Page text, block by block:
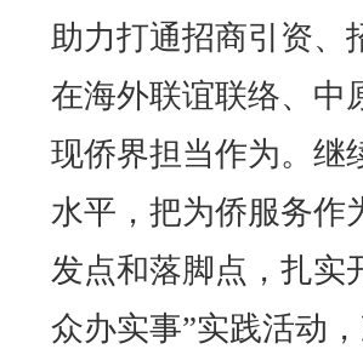
助力打通招商引资、
在海外联谊联络、中
现侨界担当作为。继
水平，把为侨服务作
发点和落脚点，扎实
众办实事”实践活动